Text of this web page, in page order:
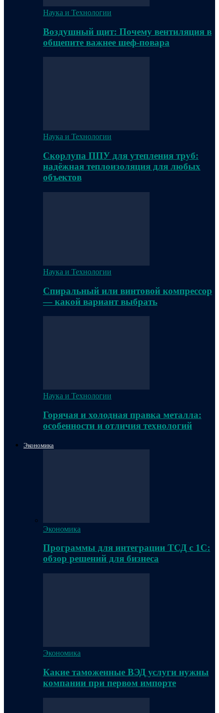
Наука и Технологии
Воздушный щит: Почему вентиляция в
общепите важнее шеф-повара
Наука и Технологии
Скорлупа ППУ для утепления труб:
надёжная теплоизоляция для любых
объектов
Наука и Технологии
Спиральный или винтовой компрессор
— какой вариант выбрать
Наука и Технологии
Горячая и холодная правка металла:
особенности и отличия технологий
Экономика
Экономика
Программы для интеграции ТСД с 1С:
обзор решений для бизнеса
Экономика
Какие таможенные ВЭД услуги нужны
компании при первом импорте